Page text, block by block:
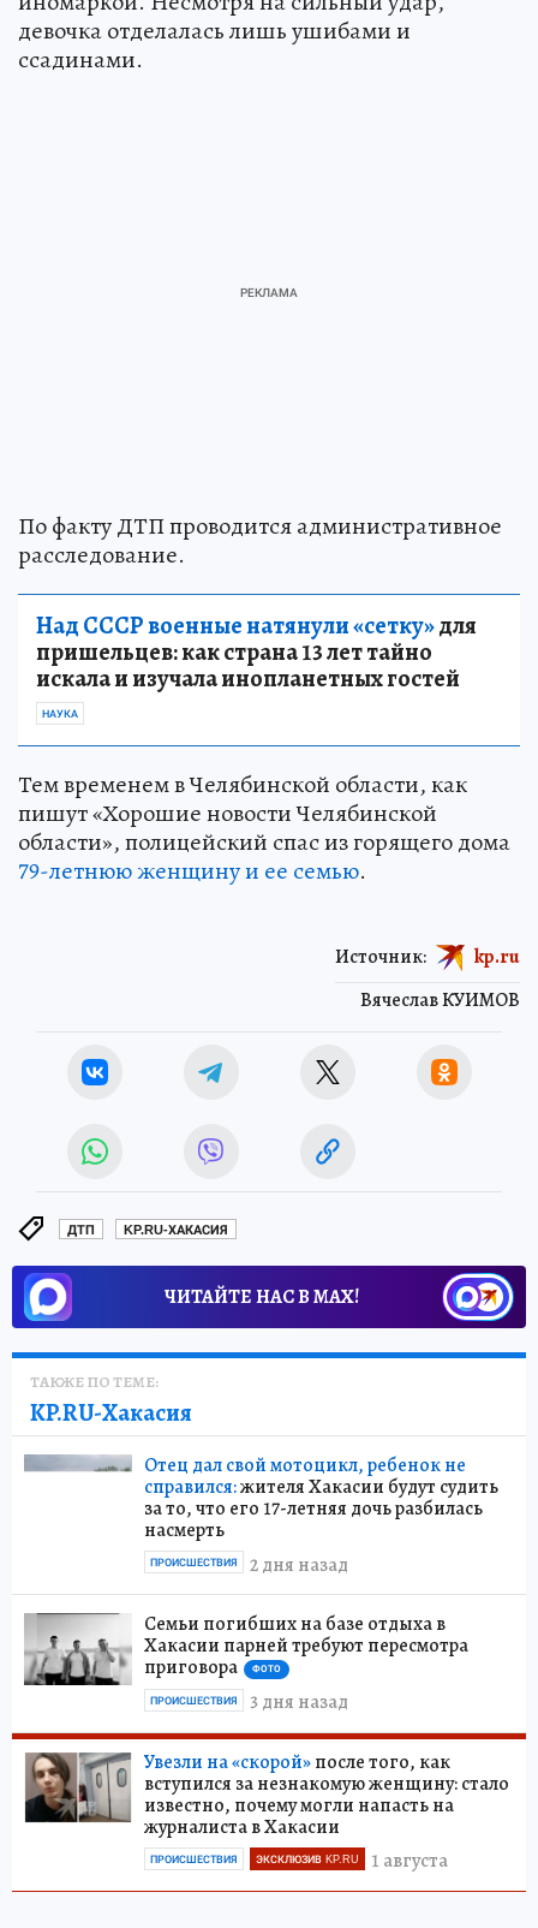
девочка отделалась лишь ушибами и
ссадинами.
По факту ДТП проводится административное
расследование.
Над СССР военные натянули «сетку»для
пришельцев: как страна 13 лет тайно
искала и изучала инопланетных гостей
НАУКА
Тем временем в Челябинской области, как
пишут «Хорошие новости Челябинской
области», полицейский спас из горящего дома
79-летнюю женщину и ее семью.
Вячеслав КУИМОВ
Источник: kp.ru
ДТП KP.RU-ХАКАСИЯ
ЧИТАЙТЕ НАС В МАХ!
ТАКЖЕ ПО ТЕМЕ:
KP.RU-Хакасия
Отец дал свой мотоцикл, ребенок не
справился:жителя Хакасии будут судить
за то, что его 17-летняя дочь разбилась
насмерть
2 дня назад
ПРОИСШЕСТВИЯ
Семьи погибших на базе отдыха в
Хакасии парней требуют пересмотра
приговора
ФОТО
3 дня назад
ПРОИСШЕСТВИЯ
Увезли на «скорой»после того, как
вступился за незнакомую женщину: стало
известно, почему могли напасть на
журналиста в Хакасии
1 августа
ПРОИСШЕСТВИЯ ЭКСКЛЮЗИВ KP.RU